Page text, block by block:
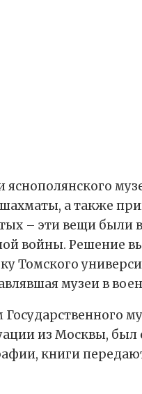
а также
– эти вещи были в
войны. Решение
Томского
музеи в
из Москвы, был
книги